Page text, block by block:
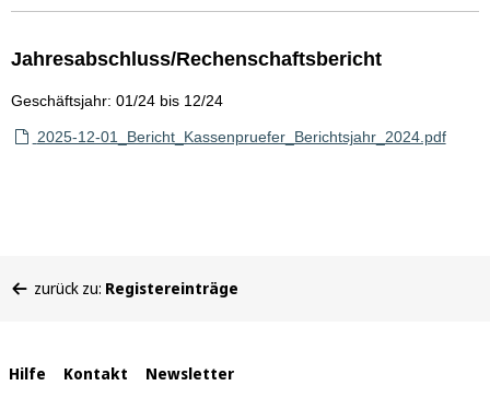
Jahresabschluss/Rechenschaftsbericht
Geschäftsjahr: 01/24 bis 12/24
2025-12-01_Bericht_Kassenpruefer_Berichtsjahr_2024.pdf
befinden
zurück zu: Registereinträge
Interne
Hilfe Kontakt Newsletter